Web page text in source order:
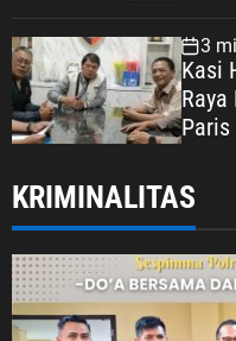
3
Kasi
Raya
Paris
KRIMINALITAS